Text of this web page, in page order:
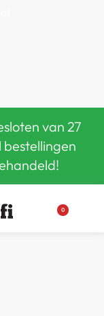
van 27
bestellingen
0